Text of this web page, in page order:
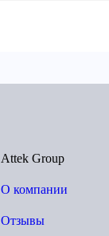
Attek Group
О компании
Отзывы